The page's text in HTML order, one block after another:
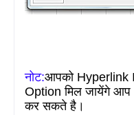
नोट:आपको Hyperlink
Optionमिल जायेंगे
कर सकते है।